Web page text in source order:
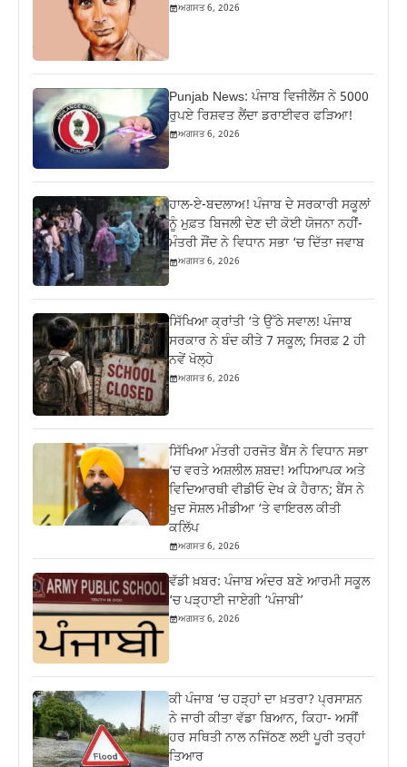
ਅਗਸਤ 6, 2026
Punjab News: ਪੰਜਾਬ ਵਿਜੀਲੈਂਸ ਨੇ 5000
ਰੁਪਏ ਰਿਸ਼ਵਤ ਲੈਂਦਾ ਡਰਾਈਵਰ ਫੜਿਆ!
ਅਗਸਤ 6, 2026
ਹਾਲ-ਏ-ਬਦਲਾਅ! ਪੰਜਾਬ ਦੇ ਸਰਕਾਰੀ ਸਕੂਲਾਂ
ਨੂੰ ਮੁਫ਼ਤ ਬਿਜਲੀ ਦੇਣ ਦੀ ਕੋਈ ਯੋਜਨਾ ਨਹੀਂ-
ਮੰਤਰੀ ਸੌਂਦ ਨੇ ਵਿਧਾਨ ਸਭਾ ‘ਚ ਦਿੱਤਾ ਜਵਾਬ
ਅਗਸਤ 6, 2026
ਸਿੱਖਿਆ ਕ੍ਰਾਂਤੀ ‘ਤੇ ਉੱਠੇ ਸਵਾਲ! ਪੰਜਾਬ
ਸਰਕਾਰ ਨੇ ਬੰਦ ਕੀਤੇ 7 ਸਕੂਲ; ਸਿਰਫ਼ 2 ਹੀ
ਨਵੇਂ ਖੋਲ੍ਹੇ
ਅਗਸਤ 6, 2026
ਸਿੱਖਿਆ ਮੰਤਰੀ ਹਰਜੋਤ ਬੈਂਸ ਨੇ ਵਿਧਾਨ ਸਭਾ
‘ਚ ਵਰਤੇ ਅਸ਼ਲੀਲ ਸ਼ਬਦ! ਅਧਿਆਪਕ ਅਤੇ
ਵਿਦਿਆਰਥੀ ਵੀਡੀਓ ਦੇਖ ਕੇ ਹੈਰਾਨ; ਬੈਂਸ ਨੇ
ਖੁਦ ਸੋਸ਼ਲ ਮੀਡੀਆ ‘ਤੇ ਵਾਇਰਲ ਕੀਤੀ
ਕਲਿੱਪ
ਅਗਸਤ 6, 2026
ਵੱਡੀ ਖ਼ਬਰ: ਪੰਜਾਬ ਅੰਦਰ ਬਣੇ ਆਰਮੀ ਸਕੂਲ
‘ਚ ਪੜ੍ਹਾਈ ਜਾਏਗੀ ‘ਪੰਜਾਬੀ’
ਅਗਸਤ 6, 2026
ਕੀ ਪੰਜਾਬ ‘ਚ ਹੜ੍ਹਾਂ ਦਾ ਖ਼ਤਰਾ? ਪ੍ਰਸਾਸ਼ਨ
ਨੇ ਜਾਰੀ ਕੀਤਾ ਵੱਡਾ ਬਿਆਨ, ਕਿਹਾ- ਅਸੀਂ
ਹਰ ਸਥਿਤੀ ਨਾਲ ਨਜਿੱਠਣ ਲਈ ਪੂਰੀ ਤਰ੍ਹਾਂ
ਤਿਆਰ